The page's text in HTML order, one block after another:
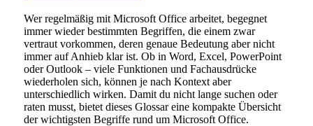
Wer regelmäßig mit Microsoft Office arbeitet, begegnet
immer wieder bestimmten Begriffen, die einem zwar
vertraut vorkommen, deren genaue Bedeutung aber nicht
immer auf Anhieb klar ist. Ob in Word, Excel, PowerPoint
oder Outlook – viele Funktionen und Fachausdrücke
wiederholen sich, können je nach Kontext aber
unterschiedlich wirken. Damit du nicht lange suchen oder
raten musst, bietet dieses Glossar eine kompakte Übersicht
der wichtigsten Begriffe rund um Microsoft Office.